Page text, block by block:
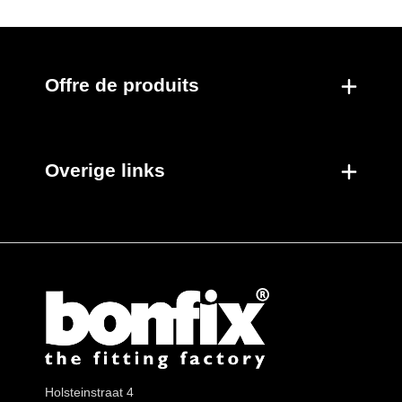
Offre de produits
Overige links
Holsteinstraat 4